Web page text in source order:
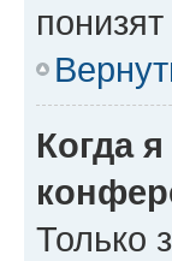
Когда
Только